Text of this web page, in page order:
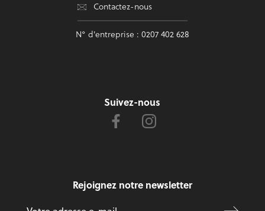
Contactez-nous
N° d'entreprise : 0207 402 628
Suivez-nous
Rejoignez notre newsletter